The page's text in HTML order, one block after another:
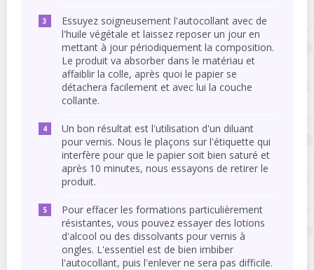
Essuyez soigneusement l'autocollant avec de
l'huile végétale et laissez reposer un jour en
mettant à jour périodiquement la composition.
Le produit va absorber dans le matériau et
affaiblir la colle, après quoi le papier se
détachera facilement et avec lui la couche
collante.
Un bon résultat est l'utilisation d'un diluant
pour vernis. Nous le plaçons sur l'étiquette qui
interfère pour que le papier soit bien saturé et
après 10 minutes, nous essayons de retirer le
produit.
Pour effacer les formations particulièrement
résistantes, vous pouvez essayer des lotions
d'alcool ou des dissolvants pour vernis à
ongles. L'essentiel est de bien imbiber
l'autocollant, puis l'enlever ne sera pas difficile.